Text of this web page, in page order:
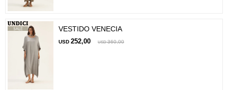
VESTIDO VENECIA
USD 252,00 USD 360,00